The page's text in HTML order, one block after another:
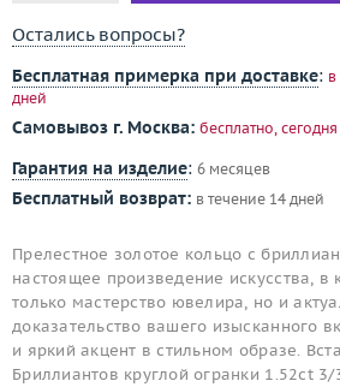
Остались вопросы?
Бесплатная примерка при доставке:
дней
Самовывоз г. Москва: бесплатно, сегодня
Гарантия на изделие: 6 месяцев
Бесплатный возврат: в течение 14 дней
Прелестное золотое кольцо с
настоящее произведение искусства,
только мастерство ювелира, но и
доказательство вашего изысканного
и яркий акцент в стильном образе.
Бриллиантов круглой огранки 1.52ct